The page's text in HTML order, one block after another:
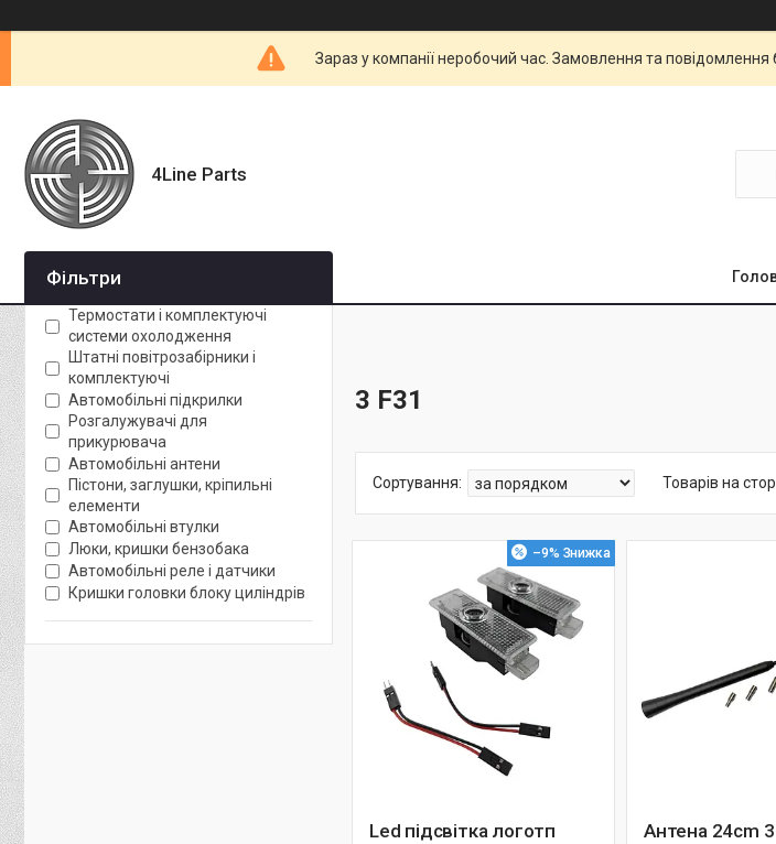
Зараз у компанії неробочий час. Замовлення та
4Line Parts
3 F31
–9%
Led підсвітка логотп
Антена 24cm 3
Фільтри
Термостати і комплектуючі
системи охолодження
Штатні повітрозабірники і
комплектуючі
Автомобільні підкрилки
Розгалужувачі для
прикурювача
Автомобільні антени
Пістони, заглушки, кріпильні
елементи
Автомобільні втулки
Люки, кришки бензобака
Автомобільні реле і датчики
Кришки головки блоку циліндрів